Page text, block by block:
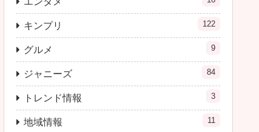
キンプリ 122
グルメ 9
ジャニーズ 84
トレンド情報 3
地域情報 11